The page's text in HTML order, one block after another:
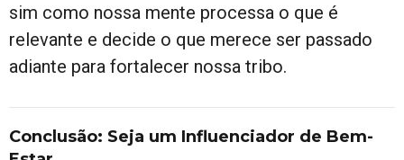
sim como nossa mente processa o que é
relevante e decide o que merece ser passado
adiante para fortalecer nossa tribo.
Conclusão: Seja um Influenciador de Bem-